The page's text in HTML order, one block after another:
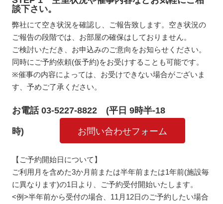
談下さい。
弊社にて空き状況を確認し、ご報告致します。空き状況の
ご報告の段階では、お部屋の確保はしておりません。
ご検討いただき、お申込みのご意向をお知らせください。
同時にご予約依頼(仮予約)をお受けすることも可能です。
※催事の内容によっては、お受けできない場合がございま
す、予めご了承ください。
お電話 03-5227-8822 (平日 9時半-18
時) お問い合わせフォーム
【ご予約開始日について】
ご利用月を含めた3か月前または半年前または1年前(施設毎
に異なります)の1日より、ご予約受付開始いたします。
<例>半年前から受付の場合、11月12日のご予約したい場合